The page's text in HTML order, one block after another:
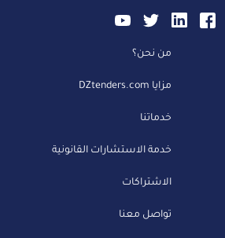
من نحن؟
مزايا DZtenders.com
خدماتنا
خدمة الاستشارات القانونية
الاشتراكات
تواصل معنا